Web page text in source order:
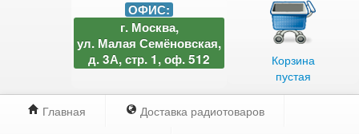
Корзина
пустая
ОФИС:
г. Москва,
ул. Малая Семёновская,
д. 3А, стр. 1, оф. 512
Главная
Доставка радиотоваров